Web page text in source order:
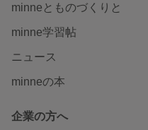
minneとものづくりと
minne学習帖
ニュース
minneの本
企業の方へ